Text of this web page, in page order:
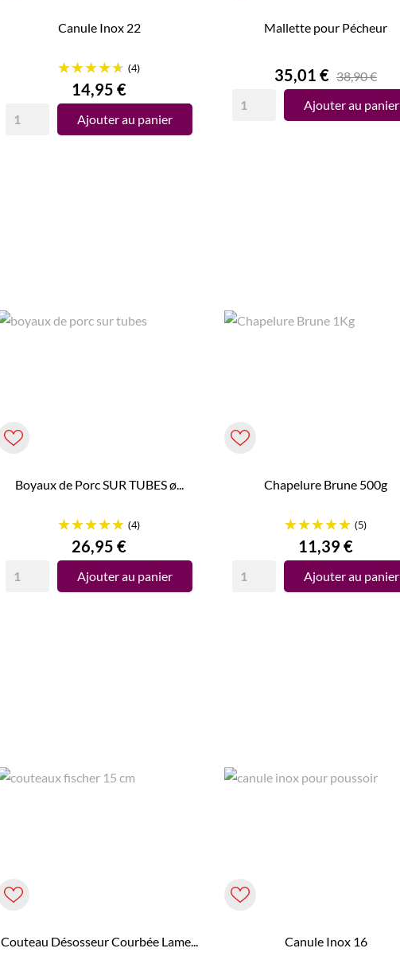
Canule Inox 22
(4)
Prix
14,95 €
Ajouter au panier
Mallette pour Pécheur
Prix
35,01 € 38,90 €
Ajouter au panier
Boyaux de Porc SUR TUBES ø...
(4)
Prix
26,95 €
Ajouter au panier
Chapelure Brune 500g
(5)
Prix
11,39 €
Ajouter au panier
Couteau Désosseur Courbée Lame... Canule Inox 16